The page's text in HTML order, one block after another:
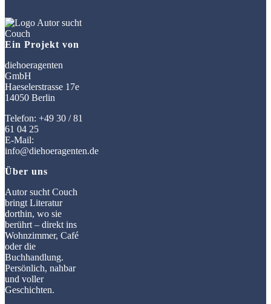
Ein Projekt von
diehoeragenten
GmbH
Haeselerstrasse 17e
14050 Berlin
Telefon: +49 30 / 81
61 04 25
E-Mail:
info@diehoeragenten.de
Über uns
Autor sucht Couch
bringt Literatur
dorthin, wo sie
berührt – direkt ins
Wohnzimmer, Café
oder die
Buchhandlung.
Persönlich, nahbar
und voller
Geschichten.